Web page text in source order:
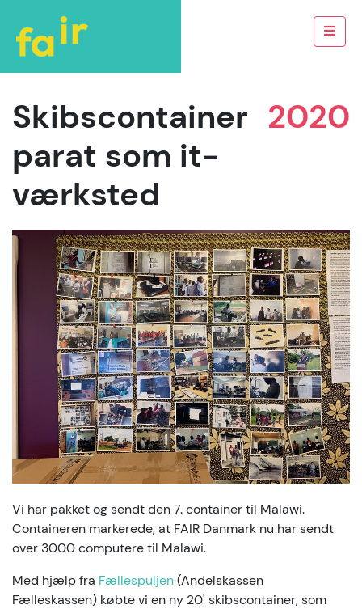
2020
Skibscontainer
parat som it-
værksted
Vi har pakket og sendt den 7. container til Malawi.
Containeren markerede, at FAIR Danmark nu har sendt
over 3000 computere til Malawi.
Med hjælp fra Fællespuljen(Andelskassen
Fælleskassen) købte vi en ny 20' skibscontainer, som